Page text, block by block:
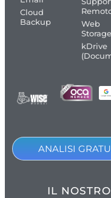
Cloud
Backup
Web
Storage
kDrive
ANALISI
IL